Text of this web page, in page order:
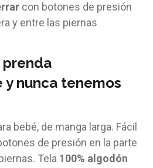
con botones de presión
y entre las piernas
prenda
nunca tenemos
bebé, de manga larga. Fácil
de presión en la parte
Tela 100% algodón